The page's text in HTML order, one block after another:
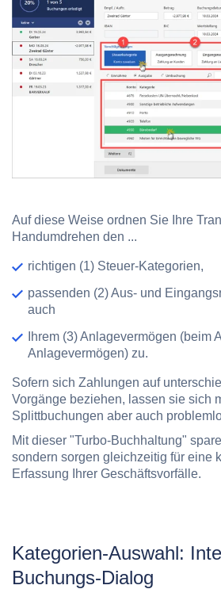
Auf diese Weise ordnen Sie Ihre
Handumdrehen den ...
richtigen (1) Steuer-Kategorien,
passenden (2) Aus- und
auch
Ihrem (3) Anlagevermögen (beim
Anlagevermögen) zu.
Sofern sich Zahlungen auf
Vorgänge beziehen, lassen sie sich
Splittbuchungen aber auch
Mit dieser "Turbo-Buchhaltung"
sondern sorgen gleichzeitig für eine
Erfassung Ihrer Geschäftsvorfälle.
Kategorien-Auswahl:
Buchungs-Dialog